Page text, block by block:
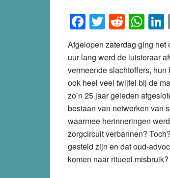
Facebook
Twitter
Reddit
Afgelopen zaterdag ging
uur lang werd de luisteraar
vermeende slachtoffers,
ook heel veel twijfel bij de
zo’n 25 jaar geleden
bestaan van netwerken van
waarmee herinneringen
zorgcircuit verbannen?
gesteld zijn en dat oud-
komen naar ritueel misbruik?